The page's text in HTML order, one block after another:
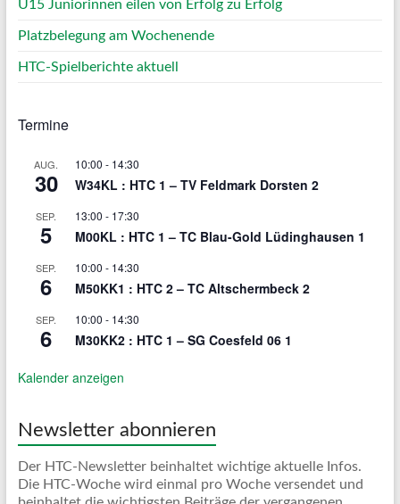
U15 Juniorinnen eilen von Erfolg zu Erfolg
Platzbelegung am Wochenende
HTC-Spielberichte aktuell
Termine
AUG.
30
10:00 - 14:30
W34KL : HTC 1 – TV Feldmark Dorsten 2
SEP.
5
13:00 - 17:30
M00KL : HTC 1 – TC Blau-Gold Lüdinghausen 1
SEP.
6
10:00 - 14:30
M50KK1 : HTC 2 – TC Altschermbeck 2
SEP.
6
10:00 - 14:30
M30KK2 : HTC 1 – SG Coesfeld 06 1
Kalender anzeigen
Newsletter abonnieren
Der HTC-Newsletter beinhaltet wichtige aktuelle Infos.
Die HTC-Woche wird einmal pro Woche versendet und